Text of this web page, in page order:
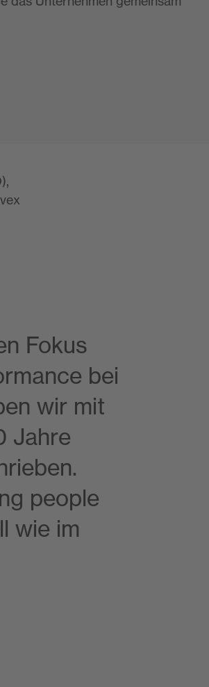
Fokus
bei
wir mit
Jahre
people
wie im